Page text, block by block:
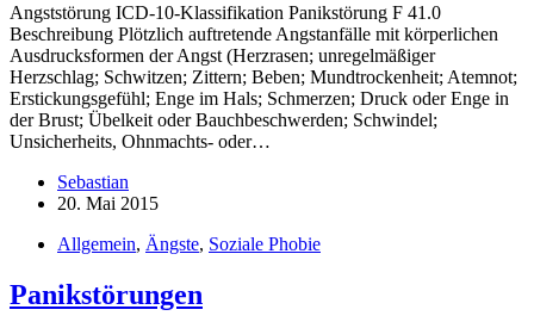
Angststörung ICD-10-Klassifikation Panikstörung F 41.0
Beschreibung Plötzlich auftretende Angstanfälle mit körperlichen
Ausdrucksformen der Angst (Herzrasen; unregelmäßiger
Herzschlag; Schwitzen; Zittern; Beben; Mundtrockenheit; Atemnot;
Erstickungsgefühl; Enge im Hals; Schmerzen; Druck oder Enge in
der Brust; Übelkeit oder Bauchbeschwerden; Schwindel;
Unsicherheits, Ohnmachts- oder…
Sebastian
20. Mai 2015
Allgemein, Ängste, Soziale Phobie
Panikstörungen